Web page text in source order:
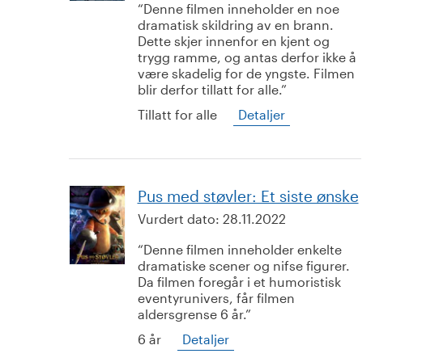
Denne filmen inneholder en noe
dramatisk skildring av en brann.
Dette skjer innenfor en kjent og
trygg ramme, og antas derfor ikke å
være skadelig for de yngste. Filmen
blir derfor tillatt for alle.
Tillatt for alle
Detaljer
Pus med støvler: Et siste ønske
Vurdert dato: 28.11.2022
Denne filmen inneholder enkelte
dramatiske scener og nifse figurer.
Da filmen foregår i et humoristisk
eventyrunivers, får filmen
aldersgrense 6 år.
6 år
Detaljer